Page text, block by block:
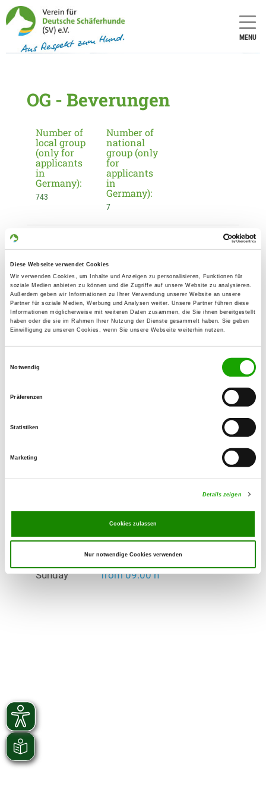
Diese Webseite verwendet Cookies
Wir verwenden Cookies, um Inhalte und Anzeigen zu personalisieren, Funktionen für
soziale Medien anbieten zu können und die Zugriffe auf unsere Website zu analysieren.
Außerdem geben wir Informationen zu Ihrer Verwendung unserer Website an unsere
Partner für soziale Medien, Werbung und Analysen weiter. Unsere Partner führen diese
Informationen möglicherweise mit weiteren Daten zusammen, die Sie ihnen bereitgestellt
haben oder die sie im Rahmen Ihrer Nutzung der Dienste gesammelt haben. Sie geben
Einwilligung zu unseren Cookies, wenn Sie unsere Webseite weiterhin nutzen.
Notwendig
Präferenzen
Statistiken
Marketing
Details zeigen
Cookies zulassen
Nur notwendige Cookies verwenden
MENU
OG - Beverungen
Number of
local group
(only for
applicants
in
Germany):
743
Number of
national
group (only
for
applicants
in
Germany):
7
Contact:
Werner Zwiertz
Lauenförder Str. 2
37688 Beverungen
Phone:
E-Mail:
Tuesday
Saturday
Sunday from 09:00 h
from 16:00 h
Sunday from 09:00 h